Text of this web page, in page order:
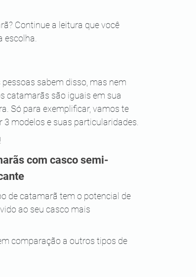
Continue a leitura que você
escolha.
pessoas sabem disso, mas nem
catamarãs são iguais em sua
Só para exemplificar, vamos te
3 modelos e suas particularidades.
com casco semi-
de catamarã tem o potencial de
ao seu casco mais
comparação a outros tipos de